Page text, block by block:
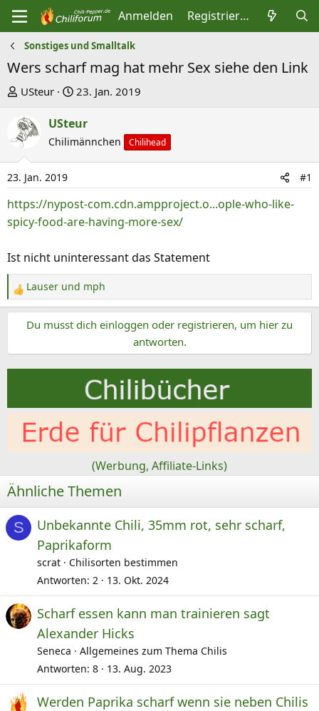
Anmelden Registrieren
Sonstiges und Smalltalk
Wers scharf mag hat mehr Sex siehe den Link
E
s
t
e
l
e
r
USteur
E
s
t
e
t
a
23. Jan. 2019
USteur
Chilimännchen Chilihead
23. Jan. 2019 #1
https://nypost-com.cdn.ampproject.o...ople-who-like-
spicy-food-are-having-more-sex/
Ist nicht uninteressant das Statement
R
e
t
i
Lauser und mph
Du musst dich einloggen oder registrieren, um hier zu
antworten.
(Werbung, Affiliate-Links)
Ähnliche Themen
S
Unbekannte Chili, 35mm rot, sehr scharf,
Paprikaform
scrat
Chilisorten bestimmen
Antworten 2 13. Okt. 2024
Scharf essen kann man trainieren sagt
Alexander Hicks
Seneca
Allgemeines zum Thema Chilis
Antworten 8 13. Aug. 2023
Werden Paprika scharf wenn sie neben Chilis